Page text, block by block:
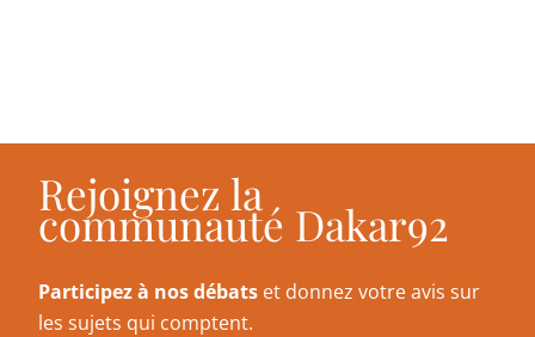
Rejoignez la
communauté Dakar92
Participez à nos débats et donnez votre avis sur
les sujets qui comptent.